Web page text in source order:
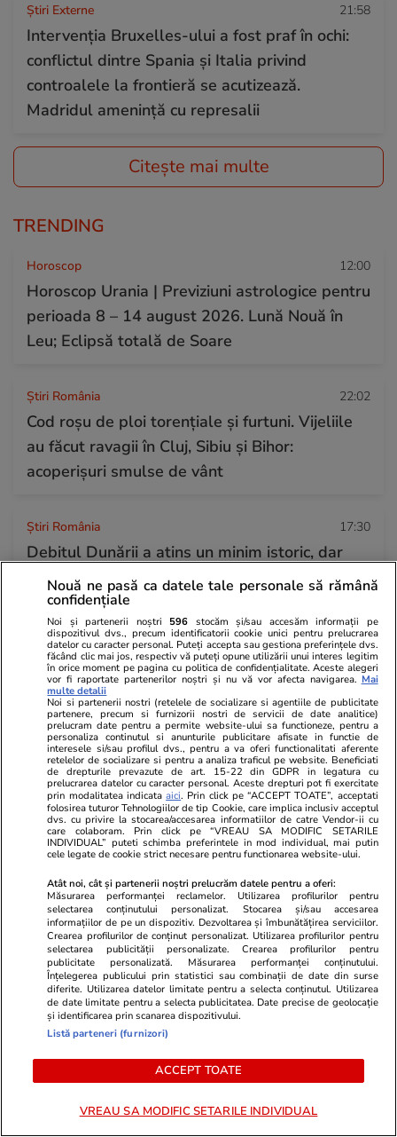
Știri Externe 21:58
Intervenția Bruxelles-ului a fost praf în ochi:
conflictul dintre Spania și Italia privind
controalele la frontieră se acutizează.
Madridul amenință cu represalii
Citește mai multe
TRENDING
Horoscop 12:00
Horoscop Urania | Previziuni astrologice pentru
perioada 8 – 14 august 2026. Lună Nouă în
Leu; Eclipsă totală de Soare
Știri România 22:02
Cod roșu de ploi torențiale și furtuni. Vijeliile
au făcut ravagii în Cluj, Sibiu și Bihor:
acoperișuri smulse de vânt
Știri România 17:30
Debitul Dunării a atins un minim istoric, dar
hidrologii anunță că fluviul va începe să
crească din 13 august: „Am mai câștiga 3-4
zile”
Știri România 17:56
Noi reguli la graniță pentru români. ANAF și
Autoritatea Vamală vor să impună o limită de
40 de pachete de țigări la fiecare 40 de zile
Lifestyle
Un șofer de autobuz a venit la
muncă în fustă, după ce codul
vestimentar i-a interzis pantalonii
scurți: „E grozav. Bine ați făcut”
Horoscop
Fecioarele
asume o
anumite
Nouă ne pasă ca datele tale personale să rămână
confidențiale
Noi și partenerii noștri 596 stocăm și/sau accesăm informații pe
dispozitivul dvs., precum identificatorii cookie unici pentru prelucrarea
datelor cu caracter personal. Puteți accepta sau gestiona preferințele dvs.
făcând clic mai jos, respectiv vă puteți opune utilizării unui interes legitim
în orice moment pe pagina cu politica de confidențialitate. Aceste alegeri
vor fi raportate partenerilor noștri și nu vă vor afecta navigarea. Mai
multe detalii
Noi si partenerii nostri (retelele de socializare si agentiile de publicitate
partenere, precum si furnizorii nostri de servicii de date analitice)
prelucram date pentru a permite website-ului sa functioneze, pentru a
personaliza continutul si anunturile publicitare afisate in functie de
interesele si/sau profilul dvs., pentru a va oferi functionalitati aferente
retelelor de socializare si pentru a analiza traficul pe website. Beneficiati
de drepturile prevazute de art. 15-22 din GDPR in legatura cu
prelucrarea datelor cu caracter personal. Aceste drepturi pot fi exercitate
prin modalitatea indicataaici. Prin click pe “ACCEPT TOATE”, acceptati
folosirea tuturor Tehnologiilor de tip Cookie, care implica inclusiv acceptul
dvs. cu privire la stocarea/accesarea informatiilor de catre Vendor-ii cu
care colaboram. Prin click pe “VREAU SA MODIFIC SETARILE
INDIVIDUAL” puteti schimba preferintele in mod individual, mai putin
cele legate de cookie strict necesare pentru functionarea website-ului.
Atât noi, cât și partenerii noștri prelucrăm datele pentru a oferi:
Măsurarea performanței reclamelor. Utilizarea profilurilor pentru
selectarea conținutului personalizat. Stocarea și/sau accesarea
informațiilor de pe un dispozitiv. Dezvoltarea și îmbunătățirea serviciilor.
Crearea profilurilor de conținut personalizat. Utilizarea profilurilor pentru
selectarea publicității personalizate. Crearea profilurilor pentru
publicitate personalizată. Măsurarea performanței conținutului.
Înțelegerea publicului prin statistici sau combinații de date din surse
diferite. Utilizarea datelor limitate pentru a selecta conținutul. Utilizarea
de date limitate pentru a selecta publicitatea. Date precise de geolocație
și identificarea prin scanarea dispozitivului.
Listă parteneri (furnizori)
ACCEPT TOATE
VREAU SA MODIFIC SETARILE INDIVIDUAL